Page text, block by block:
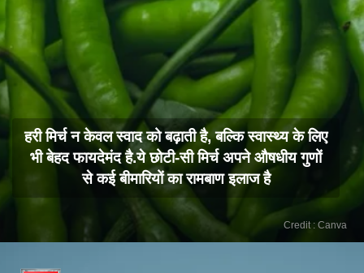
हरी मिर्च न केवल स्वाद को बढ़ाती है, बल्कि स्वास्थ्य के लिए
भी बेहद फायदेमंद है.ये छोटी-सी मिर्च अपने औषधीय गुणों
से कई बीमारियों का रामबाण इलाज है
Credit : Canva